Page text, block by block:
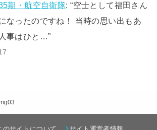
期・航空自衛隊: “空士として福田さん
なったのですね！ 当時の思い出もあ
事はひと…”